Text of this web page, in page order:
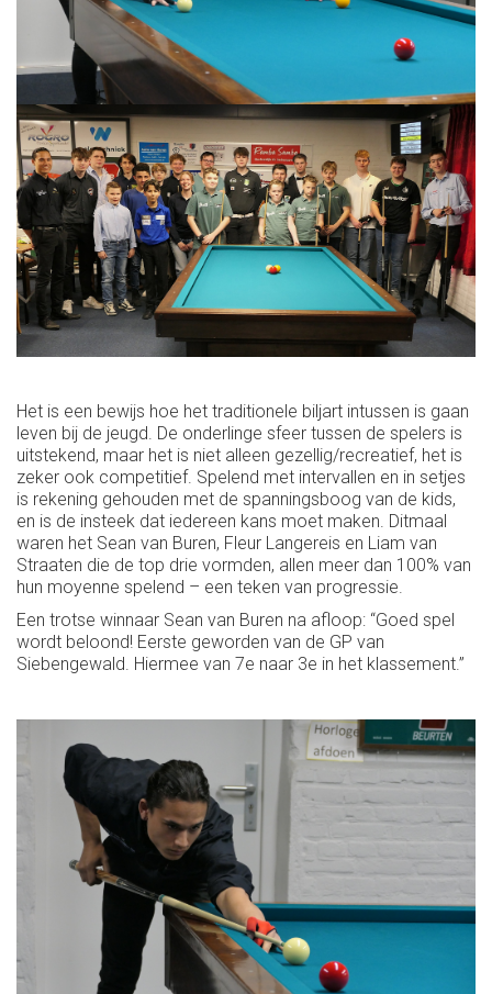
Het is een bewijs hoe het traditionele biljart intussen is gaan
leven bij de jeugd. De onderlinge sfeer tussen de spelers is
uitstekend, maar het is niet alleen gezellig/recreatief, het is
zeker ook competitief. Spelend met intervallen en in setjes
is rekening gehouden met de spanningsboog van de kids,
en is de insteek dat iedereen kans moet maken. Ditmaal
waren het Sean van Buren, Fleur Langereis en Liam van
Straaten die de top drie vormden, allen meer dan 100% van
hun moyenne spelend – een teken van progressie.
Een trotse winnaar Sean van Buren na afloop: “Goed spel
wordt beloond! Eerste geworden van de GP van
Siebengewald. Hiermee van 7e naar 3e in het klassement.”